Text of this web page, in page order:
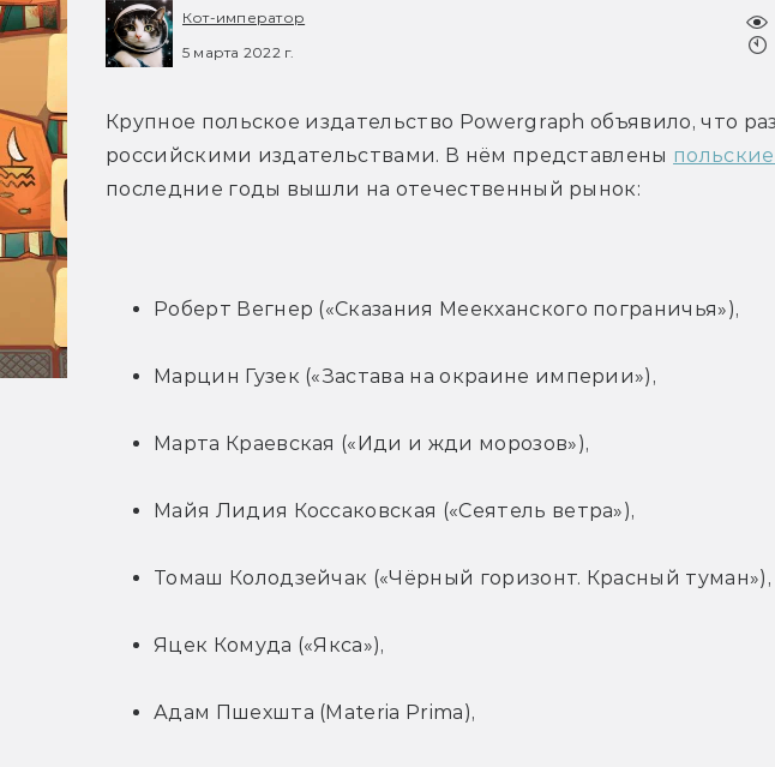
Кот-император
5 марта 2022 г.
Крупное польское издательство Powergraph объявило, что
российскими издательствами. В нём представлены
последние годы вышли на отечественный рынок:
Роберт Вегнер («Сказания Меекханского пограничья»),
Марцин Гузек («Застава на окраине империи»),
Марта Краевская («Иди и жди морозов»),
Майя Лидия Коссаковская («Сеятель ветра»),
Томаш Колодзейчак («Чёрный горизонт. Красный туман»),
Яцек Комуда («Якса»),
Адам Пшехшта (Materia Prima),